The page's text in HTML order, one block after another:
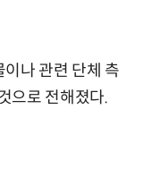
나 관련 단체 측
으로 전해졌다.